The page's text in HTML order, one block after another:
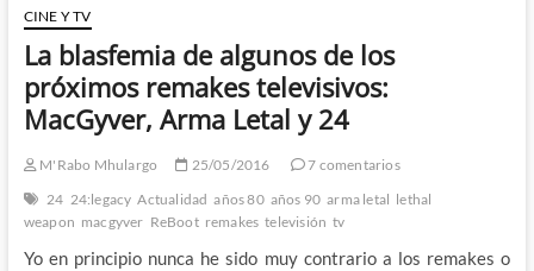
Kiefer
Shuterland
contra
los
terroristas
desde
detrás
del
del
Despacho
CINE Y TV
La blasfemia de algunos de los
próximos remakes televisivos:
MacGyver, Arma Letal y 24
M'Rabo Mhulargo 25/05/2016
7 comentarios
24 24:legacy Actualidad años 80 años 90 arma letal lethal
weapon macgyver ReBoot remakes televisión tv
Yo en principio nunca he sido muy contrario a los remakes o